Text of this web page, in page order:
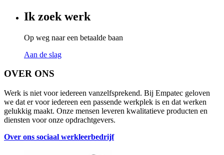
Ik zoek werk
Op weg naar een betaalde baan
Aan de slag
OVER ONS
Werk is niet voor iedereen vanzelfsprekend. Bij Empatec geloven
we dat er voor iedereen een passende werkplek is en dat werken
gelukkig maakt. Onze mensen leveren kwalitatieve producten en
diensten voor onze opdrachtgevers.
Over ons sociaal werkleerbedrijf